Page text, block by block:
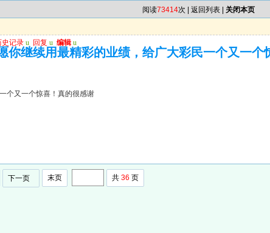
阅读73414次 | 返回列表 关闭本页
史记录 u 回复 u 编辑 u
你继续用最精彩的业绩，给广大彩民一个又一个
个又一个惊喜！真的很感谢
下一页 末页 共 36 页